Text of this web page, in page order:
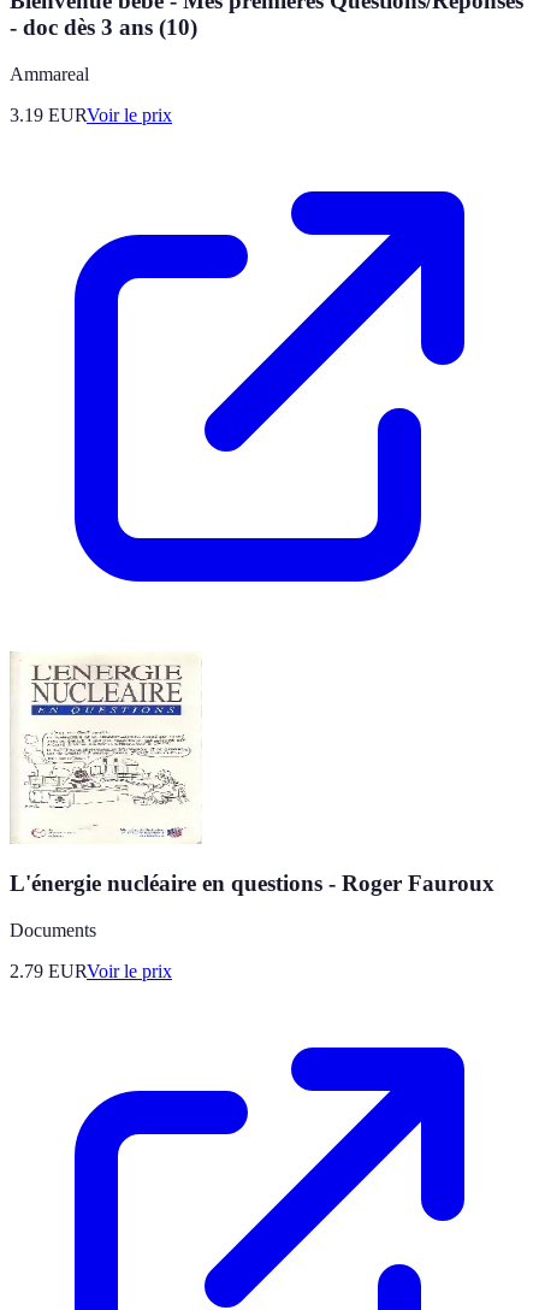
- doc dès 3 ans (10)
Ammareal
3.19 EURVoir le prix
L'énergie nucléaire en questions - Roger Fauroux
Documents
2.79 EURVoir le prix